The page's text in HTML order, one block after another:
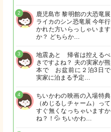
鹿児島市 黎明館の大恐竜展
ライカのシン恐竜展 今年行
かれた方いらっしゃいます
か？ どちらか…
2
地震あと 帰省は控えるべ
きですよね？ 夫の実家が熊
本で お盆前に２泊3日で
実家に泊まる予定…
3
ちいかわの映画の入場特典
（めじるしチャーム）って
すぐ無くなっちゃいますか
ね？！💦 ちいかわ…
4